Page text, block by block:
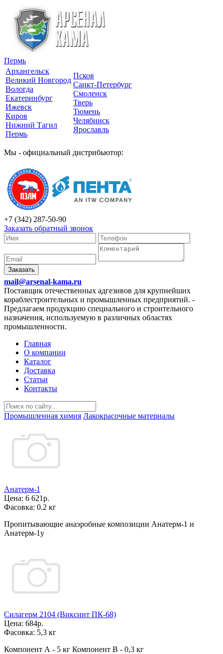
Пермь
Архангельск
Великий Новгород
Вологда
Екатеринбург
Ижевск
Киров
Нижний Тагил
Пермь
Псков
Санкт-Петербург
Смоленск
Тверь
Тюмень
Челябинск
Ярославль
Мы - официальный дистрибьютор:
+7 (342) 287-50-90
Заказать обратный звонок
Заказать
mail@arsenal-kama.ru
Поставщик отечественных адгезивов для крупнейших
кораблестроительных и промышленных предприятий. -
Предлагаем продукцию специального и строительного
назначения, используемую в различных областях
промышленности.
Главная
О компании
Каталог
Доставка
Статьи
Контакты
Промышленная химия Лакокрасочные материалы
Анатерм-1
Цена: 6 621р.
Фасовка: 0.2 кг
Пропитывающие анаэробные композиции Анатерм-1 и
Анатерм-1у
Силагерм 2104 (Виксинт ПК-68)
Цена: 684р.
Фасовка: 5,3 кг
Компонент А - 5 кг Компонент В - 0,3 кг